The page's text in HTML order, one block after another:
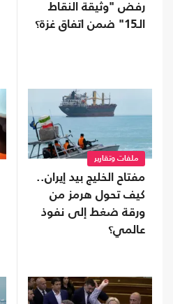
رفض "وثيقة النقاط
الـ15" ضمن اتفاق غزة؟
ملفات وتقارير
مفتاح الخليج بيد إيران..
كيف تحول هرمز من
ورقة ضغط إلى نفوذ
عالمي؟